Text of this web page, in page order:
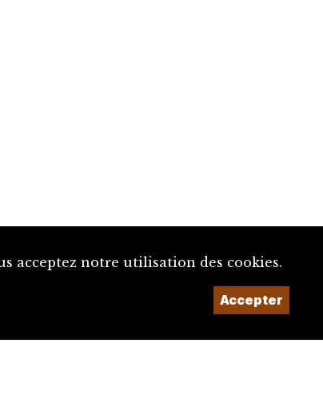
acceptez notre utilisation des cookies.
Accepter